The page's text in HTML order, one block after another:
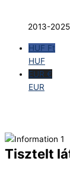
2013-
HUF Ft
HUF
EUR €
EUR
Tisztelt